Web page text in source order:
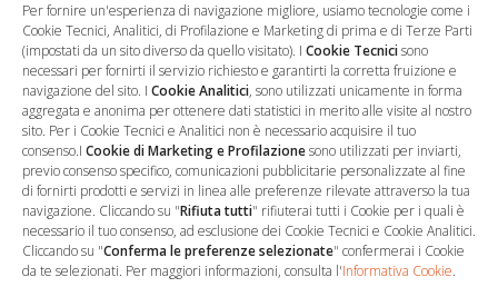
Per fornire un'esperienza di navigazione migliore, usiamo tecnologie come i
Cookie Tecnici, Analitici, di Profilazione e Marketing di prima e di Terze Parti
(impostati da un sito diverso da quello visitato). I Cookie Tecnicisono
necessari per fornirti il servizio richiesto e garantirti la corretta fruizione e
navigazione del sito. I Cookie Analitici, sono utilizzati unicamente in forma
aggregata e anonima per ottenere dati statistici in merito alle visite al nostro
sito. Per i Cookie Tecnici e Analitici non è necessario acquisire il tuo
consenso.I Cookie di Marketing e Profilazionesono utilizzati per inviarti,
previo consenso specifico, comunicazioni pubblicitarie personalizzate al fine
di fornirti prodotti e servizi in linea alle preferenze rilevate attraverso la tua
navigazione. Cliccando su "Rifiuta tutti" rifiuterai tutti i Cookie per i quali è
necessario il tuo consenso, ad esclusione dei Cookie Tecnici e Cookie Analitici.
Cliccando su "Conferma le preferenze selezionate" confermerai i Cookie
da te selezionati. Per maggiori informazioni, consulta l'Informativa Cookie.
… Sede Operativa
via Marco Decumio, 19 -
Roma